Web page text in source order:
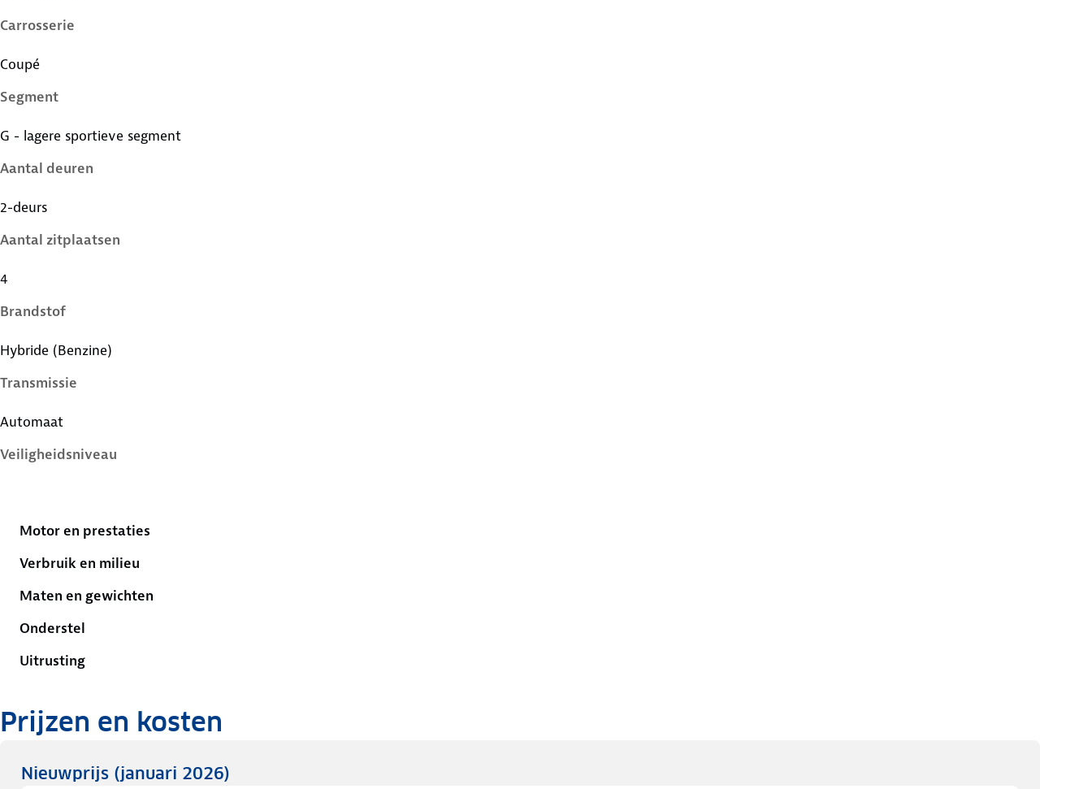
Carrosserie
Coupé
Segment
G - lagere sportieve segment
Aantal deuren
2-deurs
Aantal zitplaatsen
4
Brandstof
Hybride (Benzine)
Transmissie
Automaat
Veiligheidsniveau
Motor en prestaties
Verbruik en milieu
Maten en gewichten
Onderstel
Uitrusting
Prijzen en kosten
Nieuwprijs (januari 2026)